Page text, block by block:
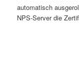
automatisch
NPS-Server die